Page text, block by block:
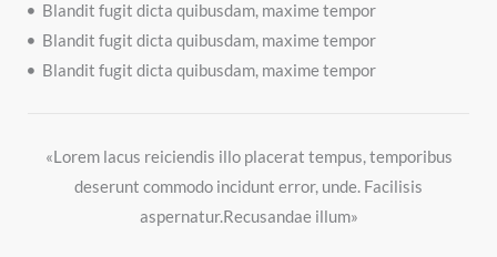
Blandit fugit dicta quibusdam, maxime tempor
Blandit fugit dicta quibusdam, maxime tempor
Blandit fugit dicta quibusdam, maxime tempor
«Lorem lacus reiciendis illo placerat tempus, temporibus
deserunt commodo incidunt error, unde. Facilisis
aspernatur.Recusandae illum»